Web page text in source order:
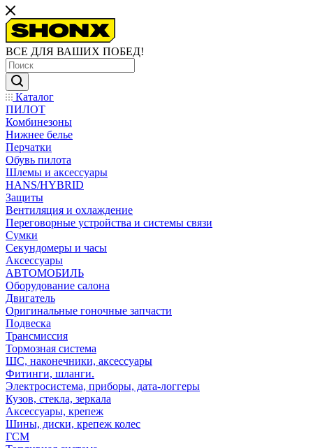
ВСЕ ДЛЯ ВАШИХ ПОБЕД!
Каталог
ПИЛОТ
Комбинезоны
Нижнее белье
Перчатки
Обувь пилота
Шлемы и аксессуары
HANS/HYBRID
Защиты
Вентиляция и охлаждение
Переговорные устройства и системы связи
Сумки
Секундомеры и часы
Аксессуары
АВТОМОБИЛЬ
Оборудование салона
Двигатель
Оригинальные гоночные запчасти
Подвеска
Трансмиссия
Тормозная система
ШС, наконечники, аксессуары
Фитинги, шланги.
Электросистема, приборы, дата-логгеры
Кузов, стекла, зеркала
Аксессуары, крепеж
Шины, диски, крепеж колес
ГСМ